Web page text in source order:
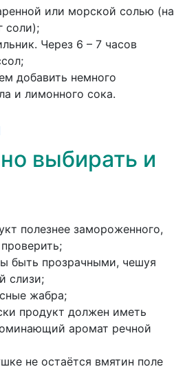
или морской солью (на
соли);
Через 6 – 7 часов
добавить немного
и лимонного сока.
выбирать и
полезнее замороженного,
быть прозрачными, чешуя
слизи;
жабра;
продукт должен иметь
аромат речной
не остаётся вмятин поле